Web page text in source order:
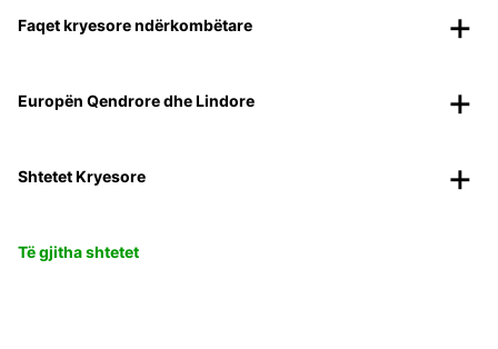
Faqet kryesore ndërkombëtare
Europën Qendrore dhe Lindore
Shtetet Kryesore
Të gjitha shtetet